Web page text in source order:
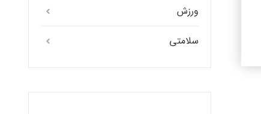
ورزش
سلامتی